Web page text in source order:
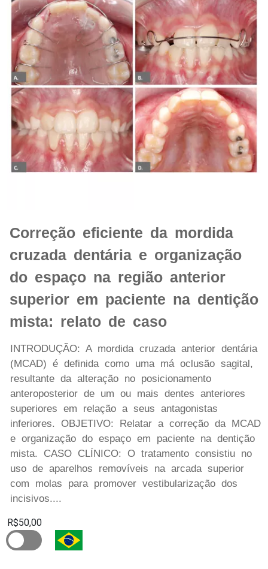
Correção eficiente da mordida
cruzada dentária e organização
do espaço na região anterior
superior em paciente na dentição
mista: relato de caso
INTRODUÇÃO: A mordida cruzada anterior dentária
(MCAD) é definida como uma má oclusão sagital,
resultante da alteração no posicionamento
anteroposterior de um ou mais dentes anteriores
superiores em relação a seus antagonistas
inferiores. OBJETIVO: Relatar a correção da MCAD
e organização do espaço em paciente na dentição
mista. CASO CLÍNICO: O tratamento consistiu no
uso de aparelhos removíveis na arcada superior
com molas para promover vestibularização dos
incisivos....
R$50,00